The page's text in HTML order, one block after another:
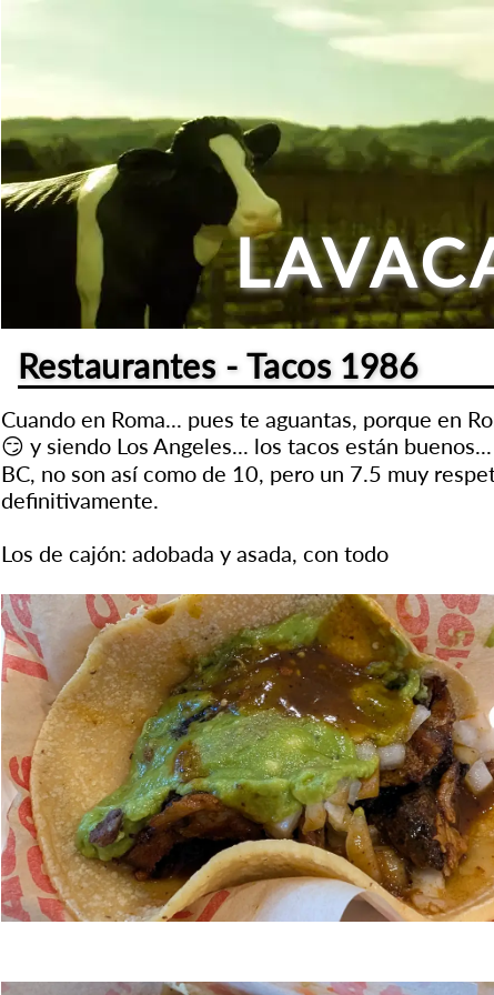
Restaurantes - Tacos 1986
Cuando en Roma... pues te aguantas, porque en
😏 y siendo Los Angeles... los tacos están
BC, no son así como de 10, pero un 7.5 muy
definitivamente.
Los de cajón: adobada y asada, con todo